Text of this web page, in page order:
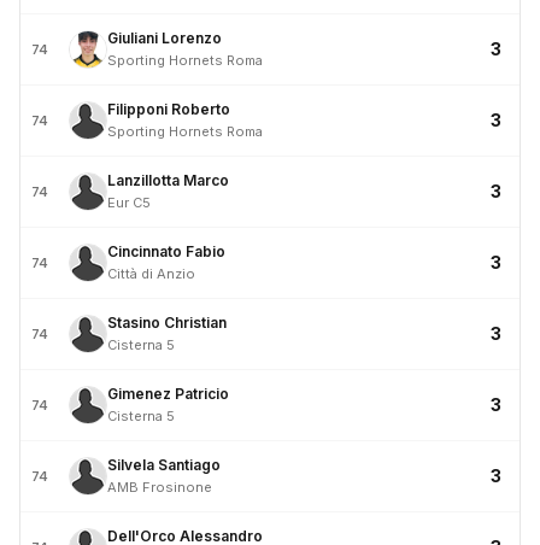
74
Giuliani Lorenzo
Sporting Hornets Roma
3
74
Filipponi Roberto
Sporting Hornets Roma
3
74
Lanzillotta Marco
Eur C5
3
74
Cincinnato Fabio
Città di Anzio
3
74
Stasino Christian
Cisterna 5
3
74
Gimenez Patricio
Cisterna 5
3
74
Silvela Santiago
AMB Frosinone
3
Dell'Orco Alessandro